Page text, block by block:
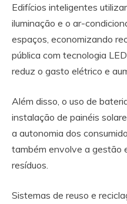
Edifícios inteligentes
iluminação e o ar-
espaços, economizando
pública com tecnologia
reduz o gasto elétrico e
Além disso, o uso de
instalação de painéis
a autonomia dos
também envolve a gestão
resíduos.
Sistemas de reuso e